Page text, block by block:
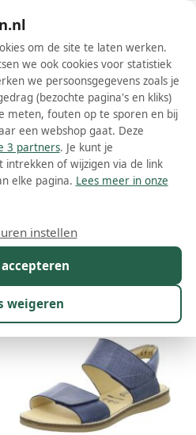
Wis filters Alle filters
Kleur Prijs
om de site te laten werken.
we ook cookies voor statistiek
we persoonsgegevens zoals je
(bezochte pagina's en kliks)
meten, fouten op te sporen en bij
een webshop gaat. Deze
3 partners. Je kunt je
of wijzigen via de link
elke pagina. Lees meer in onze
weigeren
instellen